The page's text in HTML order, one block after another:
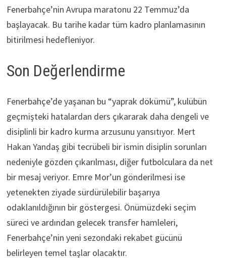
Fenerbahçe’nin Avrupa maratonu 22 Temmuz’da
başlayacak. Bu tarihe kadar tüm kadro planlamasının
bitirilmesi hedefleniyor.
Son Değerlendirme
Fenerbahçe’de yaşanan bu “yaprak dökümü”, kulübün
geçmişteki hatalardan ders çıkararak daha dengeli ve
disiplinli bir kadro kurma arzusunu yansıtıyor. Mert
Hakan Yandaş gibi tecrübeli bir ismin disiplin sorunları
nedeniyle gözden çıkarılması, diğer futbolculara da net
bir mesaj veriyor. Emre Mor’un gönderilmesi ise
yetenekten ziyade sürdürülebilir başarıya
odaklanıldığının bir göstergesi. Önümüzdeki seçim
süreci ve ardından gelecek transfer hamleleri,
Fenerbahçe’nin yeni sezondaki rekabet gücünü
belirleyen temel taşlar olacaktır.